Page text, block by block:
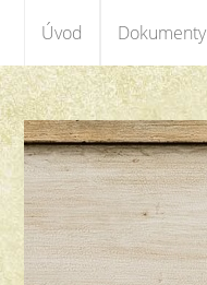
Úvod Dokumenty